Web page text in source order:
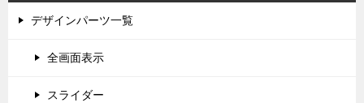
デザインパーツ一覧
全画面表示
スライダー